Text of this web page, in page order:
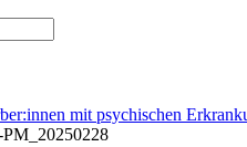
mit psychischen